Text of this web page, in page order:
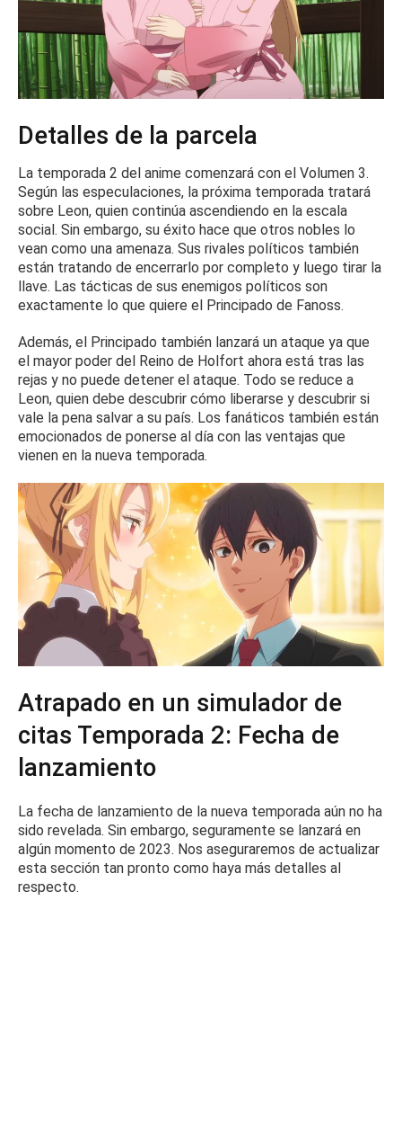
Detalles de la parcela
La temporada 2 del anime comenzará con el Volumen 3.
Según las especulaciones, la próxima temporada tratará
sobre Leon, quien continúa ascendiendo en la escala
social. Sin embargo, su éxito hace que otros nobles lo
vean como una amenaza. Sus rivales políticos también
están tratando de encerrarlo por completo y luego tirar la
llave. Las tácticas de sus enemigos políticos son
exactamente lo que quiere el Principado de Fanoss.
Además, el Principado también lanzará un ataque ya que
el mayor poder del Reino de Holfort ahora está tras las
rejas y no puede detener el ataque. Todo se reduce a
Leon, quien debe descubrir cómo liberarse y descubrir si
vale la pena salvar a su país. Los fanáticos también están
emocionados de ponerse al día con las ventajas que
vienen en la nueva temporada.
Atrapado en un simulador de
citas Temporada 2: Fecha de
lanzamiento
La fecha de lanzamiento de la nueva temporada aún no ha
sido revelada. Sin embargo, seguramente se lanzará en
algún momento de 2023. Nos aseguraremos de actualizar
esta sección tan pronto como haya más detalles al
respecto.